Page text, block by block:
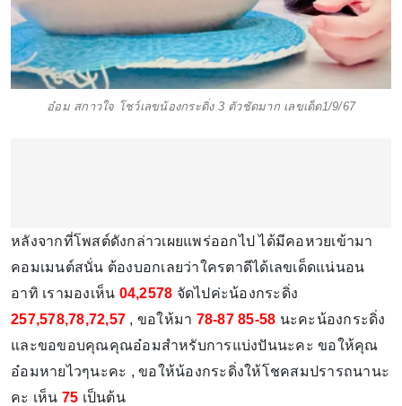
อ๋อม สกาวใจ โชว์เลขน้องกระดิ่ง 3 ตัวชัดมาก เลขเด็ด1/9/67
หลังจากที่โพสต์ดังกล่าวเผยแพร่ออกไป ได้มีคอหวยเข้ามา
คอมเมนต์สนั่น ต้องบอกเลยว่าใครตาดีได้เลขเด็ดแน่นอน
อาทิ เรามองเห็น 04,2578 จัดไปค่ะน้องกระดิ่ง
257,578,78,72,57 , ขอให้มา 78-87 85-58 นะคะน้องกระดิ่ง
และขอขอบคุณคุณอ๋อมสำหรับการแบ่งปันนะคะ ขอให้คุณ
อ๋อมหายไวๆนะคะ , ขอให้น้องกระดิ่งให้โชคสมปรารถนานะ
คะ เห็น 75 เป็นต้น